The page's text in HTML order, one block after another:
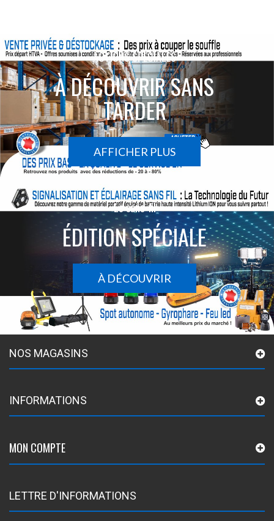
ACTIONS SPÉCIALES
À DÉCOUVRIR SANS
TARDER
AFFICHER PLUS
Le sans-fil
ÉDITION SPÉCIALE
À DÉCOUVRIR
NOS MAGASINS
INFORMATIONS
MON COMPTE
LETTRE D'INFORMATIONS